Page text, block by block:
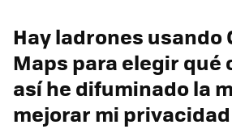
Hay ladrones usando
Maps para elegir qué
así he difuminado la
mejorar mi privacidad